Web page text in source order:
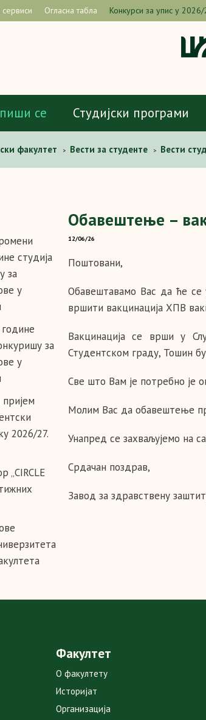
сервиси Огласна табла Конкурси за упис у
се Студијски програми
факултет > Вести за студенте > Вести
студија
за
у
за
у
2026/27.
„CIRCLE
Обавештење –
12/06/26
Поштовани,
Обавештавамо Вас да ће
вршити вакцинација ХПВ
Вакцинација се врши у
Студентском граду, Тошин
Све што Вам је потребно је
Молим Вас да обавештење
Унапред се захваљујемо на
Срдачан поздрав,
Завод за здравствену
Факултет
О факултету
Историјат
Организација